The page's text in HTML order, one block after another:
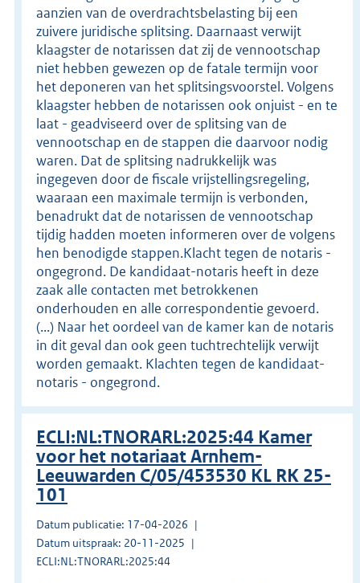
aanzien van de overdrachtsbelasting bij een
zuivere juridische splitsing. Daarnaast verwijt
klaagster de notarissen dat zij de vennootschap
niet hebben gewezen op de fatale termijn voor
het deponeren van het splitsingsvoorstel. Volgens
klaagster hebben de notarissen ook onjuist - en te
laat - geadviseerd over de splitsing van de
vennootschap en de stappen die daarvoor nodig
waren. Dat de splitsing nadrukkelijk was
ingegeven door de fiscale vrijstellingsregeling,
waaraan een maximale termijn is verbonden,
benadrukt dat de notarissen de vennootschap
tijdig hadden moeten informeren over de volgens
hen benodigde stappen.Klacht tegen de notaris -
ongegrond. De kandidaat-notaris heeft in deze
zaak alle contacten met betrokkenen
onderhouden en alle correspondentie gevoerd.
(...) Naar het oordeel van de kamer kan de notaris
in dit geval dan ook geen tuchtrechtelijk verwijt
worden gemaakt. Klachten tegen de kandidaat-
notaris - ongegrond.
ECLI:NL:TNORARL:2025:44 Kamer
voor het notariaat Arnhem-
Leeuwarden C/05/453530 KL RK 25-
101
Datum publicatie: 17-04-2026
Datum uitspraak: 20-11-2025
ECLI:NL:TNORARL:2025:44